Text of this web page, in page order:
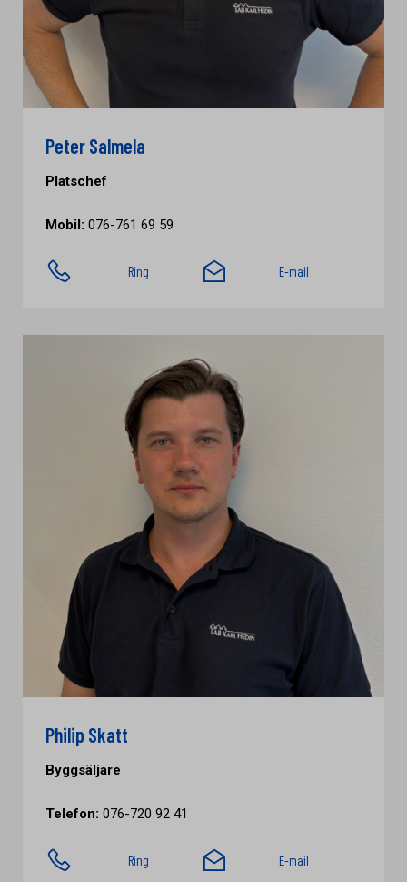
Peter Salmela
Platschef
Mobil: 076-761 69 59
Ring E-mail
Philip Skatt
Byggsäljare
Telefon: 076-720 92 41
Ring E-mail